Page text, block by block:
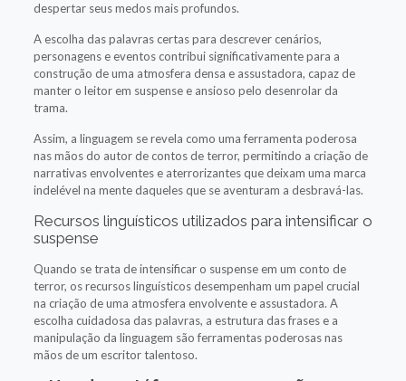
despertar seus medos mais profundos.
A escolha das palavras certas para descrever cenários,
personagens e eventos contribui significativamente para a
construção de uma atmosfera densa e assustadora, capaz de
manter o leitor em suspense e ansioso pelo desenrolar da
trama.
Assim, a linguagem se revela como uma ferramenta poderosa
nas mãos do autor de contos de terror, permitindo a criação de
narrativas envolventes e aterrorizantes que deixam uma marca
indelével na mente daqueles que se aventuram a desbravá-las.
Recursos linguísticos utilizados para intensificar o
suspense
Quando se trata de intensificar o suspense em um conto de
terror, os recursos linguísticos desempenham um papel crucial
na criação de uma atmosfera envolvente e assustadora. A
escolha cuidadosa das palavras, a estrutura das frases e a
manipulação da linguagem são ferramentas poderosas nas
mãos de um escritor talentoso.